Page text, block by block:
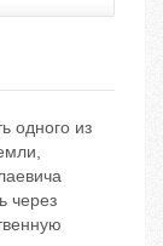
одного из
через